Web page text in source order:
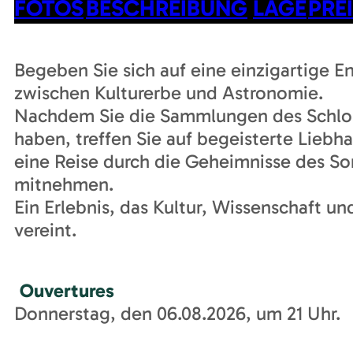
FOTOSBESCHREIBUNG LAGE
Begeben Sie sich auf eine einzigartige
zwischen Kulturerbe und Astronomie.
Nachdem Sie die Sammlungen des
haben, treffen Sie auf begeisterte
eine Reise durch die Geheimnisse des
mitnehmen.
Ein Erlebnis, das Kultur, Wissenschaft
vereint.
Ouvertures
Donnerstag, den 06.08.2026, um 21 Uhr.